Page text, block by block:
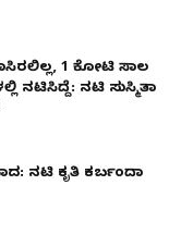
₹1 ಕೋಟಿ ಸಾಲ
ನಟಿಸಿದ್ದೆ: ನಟಿ ಸುಸ್ಮಿತಾ
ನಟಿ ಕೃತಿ ಕರ್ಬಂದಾ